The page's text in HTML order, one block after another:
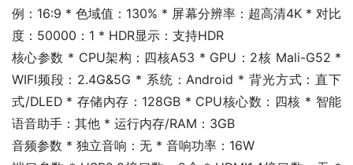
例：16:9 * 色域值：130% * 屏幕分辨率：超高清4K * 对比
度：50000：1 * HDR显示：支持HDR
核心参数 * CPU架构：四核A53 * GPU：2核 Mali-G52 *
WIFI频段：2.4G&5G * 系统：Android * 背光方式：直下
式/DLED * 存储内存：128GB * CPU核心数：四核 * 智能
语音助手：其他 * 运行内存/RAM：3GB
音频参数 * 独立音响：无 * 音响功率：16W